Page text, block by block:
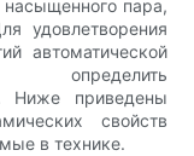
пара,
удовлетворения
автоматической
определить
Ниже приведены
свойств
в технике.